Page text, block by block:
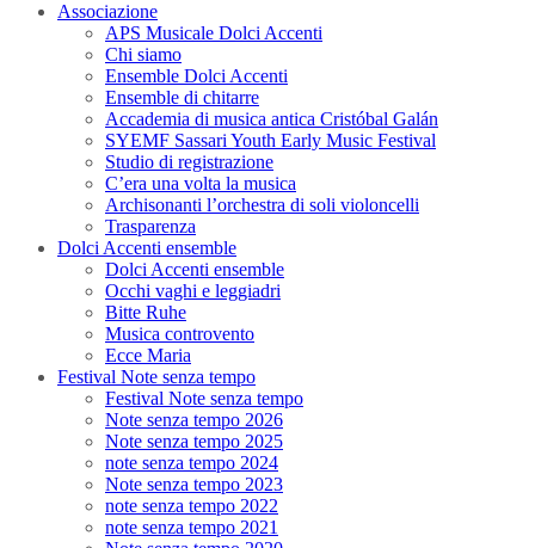
Associazione
APS Musicale Dolci Accenti
Chi siamo
Ensemble Dolci Accenti
Ensemble di chitarre
Accademia di musica antica Cristóbal Galán
SYEMF Sassari Youth Early Music Festival
Studio di registrazione
C’era una volta la musica
Archisonanti l’orchestra di soli violoncelli
Trasparenza
Dolci Accenti ensemble
Dolci Accenti ensemble
Occhi vaghi e leggiadri
Bitte Ruhe
Musica controvento
Ecce Maria
Festival Note senza tempo
Festival Note senza tempo
Note senza tempo 2026
Note senza tempo 2025
note senza tempo 2024
Note senza tempo 2023
note senza tempo 2022
note senza tempo 2021